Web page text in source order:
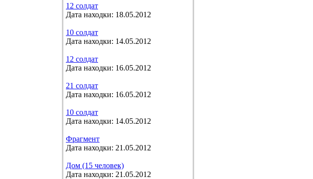
12 солдат
Дата находки: 18.05.2012
10 солдат
Дата находки: 14.05.2012
12 солдат
Дата находки: 16.05.2012
21 солдат
Дата находки: 16.05.2012
10 солдат
Дата находки: 14.05.2012
Фрагмент
Дата находки: 21.05.2012
Дом (15 человек)
Дата находки: 21.05.2012